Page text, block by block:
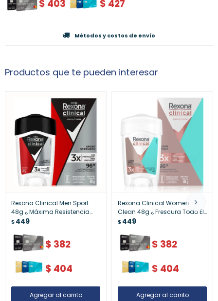
$ 403 $ 427
Métodos y costos de envío
Productos que te pueden interesar
Rexona Clinical Men Sport
48g ¿ Máxima Resistencia
Deportiva
$449
$ 382
$ 404
Rexona Clinical Women
Clean 48g ¿ Frescura Todo El
Día
$449
$ 382
$ 404